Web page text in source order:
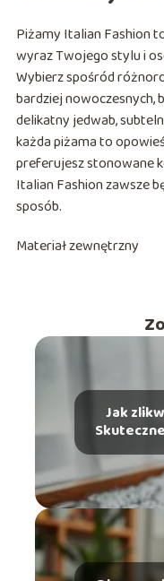
Piżamy Italian Fashion
wyraz Twojego stylu i
Wybierz spośród
bardziej nowoczesnych,
delikatny jedwab,
każda piżama to
preferujesz stonowane
Italian Fashion zawsze
sposób.
Materiał zewnętrzny
Jak